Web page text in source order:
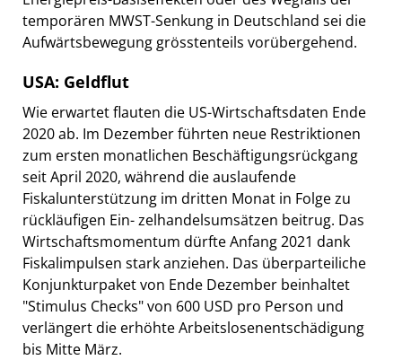
temporären MWST-Senkung in Deutschland sei die
Aufwärtsbewegung grösstenteils vorübergehend.
USA: Geldflut
Wie erwartet flauten die US-Wirtschaftsdaten Ende
2020 ab. Im Dezember führten neue Restriktionen
zum ersten monatlichen Beschäftigungsrückgang
seit April 2020, während die auslaufende
Fiskalunterstützung im dritten Monat in Folge zu
rückläufigen Ein- zelhandelsumsätzen beitrug. Das
Wirtschaftsmomentum dürfte Anfang 2021 dank
Fiskalimpulsen stark anziehen. Das überparteiliche
Konjunkturpaket von Ende Dezember beinhaltet
"Stimulus Checks" von 600 USD pro Person und
verlängert die erhöhte Arbeitslosenentschädigung
bis Mitte März.